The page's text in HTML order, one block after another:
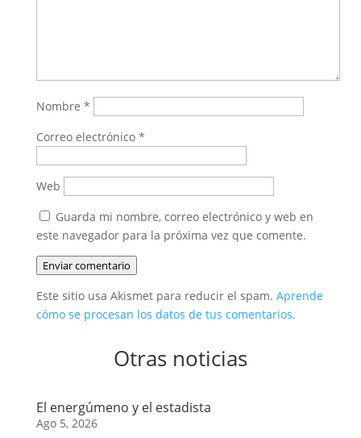
Nombre *
Correo electrónico *
Web
Guarda mi nombre, correo electrónico y web en
este navegador para la próxima vez que comente.
Enviar comentario
Este sitio usa Akismet para reducir el spam. Aprende
cómo se procesan los datos de tus comentarios.
Otras noticias
El energúmeno y el estadista
Ago 5, 2026